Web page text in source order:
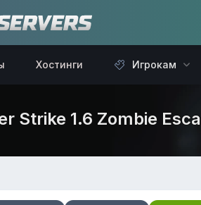
Хостинги Игрокам
Strike 1.6 Zombie